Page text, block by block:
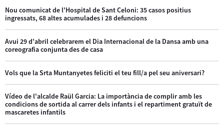
Nou comunicat de l'Hospital de Sant Celoni: 35 casos positius
ingressats, 68 altes acumulades i 28 defuncions
Avui 29 d'abril celebrarem el Dia Internacional de la Dansa amb una
coreografia conjunta des de casa
Vols que la Srta Muntanyetes feliciti el teu fill/a pel seu aniversari?
Vídeo de l'alcalde Raül Garcia: La importància de complir amb les
condicions de sortida al carrer dels infants i el repartiment gratuït de
mascaretes infantils